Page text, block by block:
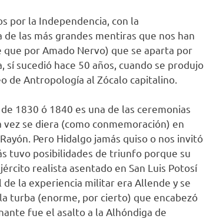
por la Independencia, con la
las más grandes mentiras que nos han
por Amado Nervo) que se aparta por
sucedió hace 50 años, cuando se produjo
de Antropología al Zócalo capitalino.
1830 ó 1840 es una de las ceremonias
se diera (como conmemoración) en
Pero Hidalgo jamás quiso o nos invitó
tuvo posibilidades de triunfo porque su
realista asentado en San Luis Potosí
la experiencia militar era Allende y se
turba (enorme, por cierto) que encabezó
fue el asalto a la Alhóndiga de